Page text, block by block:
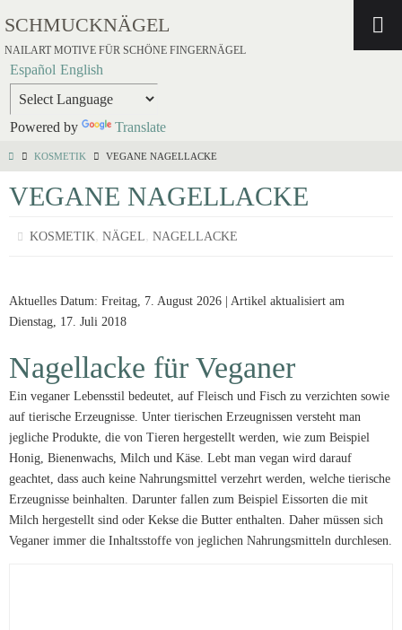
SCHMUCKNÄGEL
NAILART MOTIVE FÜR SCHÖNE FINGERNÄGEL
Español English
Powered by Translate
KOSMETIK VEGANE NAGELLACKE
VEGANE NAGELLACKE
KOSMETIK,NÄGEL,NAGELLACKE
Aktuelles Datum: Freitag, 7. August 2026 | Artikel aktualisiert am
Dienstag, 17. Juli 2018
Nagellacke für Veganer
Ein veganer Lebensstil bedeutet, auf Fleisch und Fisch zu verzichten sowie
auf tierische Erzeugnisse. Unter tierischen Erzeugnissen versteht man
jegliche Produkte, die von Tieren hergestellt werden, wie zum Beispiel
Honig, Bienenwachs, Milch und Käse. Lebt man vegan wird darauf
geachtet, dass auch keine Nahrungsmittel verzehrt werden, welche tierische
Erzeugnisse beinhalten. Darunter fallen zum Beispiel Eissorten die mit
Milch hergestellt sind oder Kekse die Butter enthalten. Daher müssen sich
Veganer immer die Inhaltsstoffe von jeglichen Nahrungsmitteln durchlesen.